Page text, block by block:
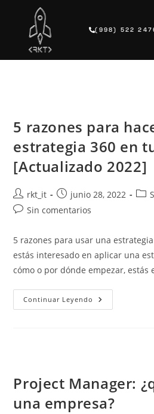
(998) 522
5 razones para
estrategia 360 en
[Actualizado 2022]
rkt_it junio 28, 2022
Sin comentarios
5 razones para usar una
estás interesado en aplicar una
cómo o por dónde empezar, estás
Continuar Leyendo
Project Manager:
una empresa?